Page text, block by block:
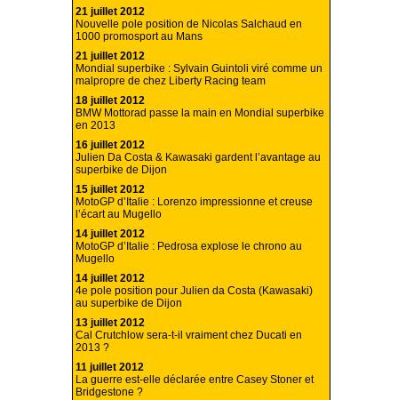
21 juillet 2012
Nouvelle pole position de Nicolas Salchaud en
1000 promosport au Mans
21 juillet 2012
Mondial superbike : Sylvain Guintoli viré comme un
malpropre de chez Liberty Racing team
18 juillet 2012
BMW Mottorad passe la main en Mondial superbike
en 2013
16 juillet 2012
Julien Da Costa & Kawasaki gardent l’avantage au
superbike de Dijon
15 juillet 2012
MotoGP d’Italie : Lorenzo impressionne et creuse
l’écart au Mugello
14 juillet 2012
MotoGP d’Italie : Pedrosa explose le chrono au
Mugello
14 juillet 2012
4e pole position pour Julien da Costa (Kawasaki)
au superbike de Dijon
13 juillet 2012
Cal Crutchlow sera-t-il vraiment chez Ducati en
2013 ?
11 juillet 2012
La guerre est-elle déclarée entre Casey Stoner et
Bridgestone ?